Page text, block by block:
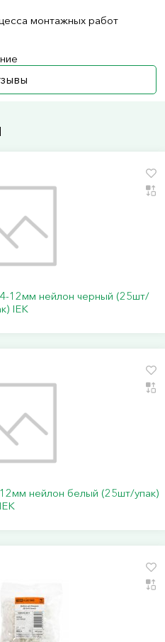
монтажных работ
12мм нейлон черный (25шт/
IEK
нейлон белый (25шт/упак)
IEK